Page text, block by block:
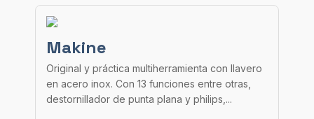
Makine
Original y práctica multiherramienta con llavero
en acero inox. Con 13 funciones entre otras,
destornillador de punta plana y philips,...